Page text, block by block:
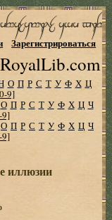
Зарегистрироваться
О П Р С Т У Ф Х Ц
9]
О П Р С Т У Ф Х Ц Ч
9]
О П Р С Т У Ф Х Ц Ч
9]
иллюзии